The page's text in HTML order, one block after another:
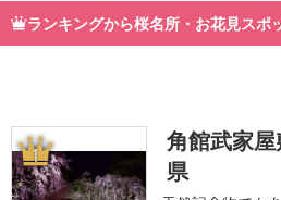
ランキングから桜名所・お花見スポ
1
角館武家
県